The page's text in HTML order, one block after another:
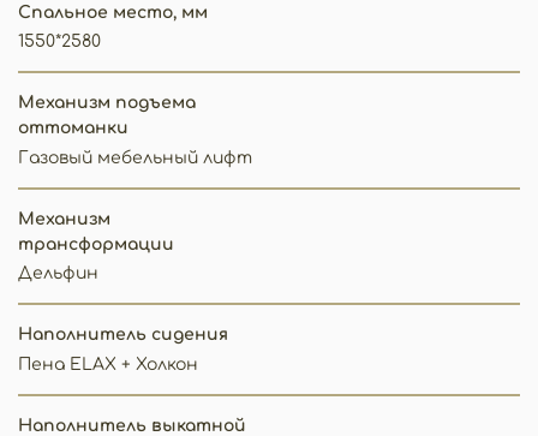
Спальное место, мм
1550*2580
Механизм подъема
оттоманки
Газовый мебельный лифт
Механизм
трансформации
Дельфин
Наполнитель сидения
Пена ELAX + Холкон
Наполнитель выкатной